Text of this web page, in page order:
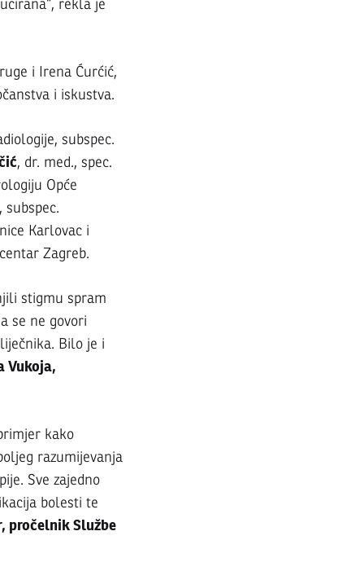
rekla je
i Irena Ćurćić,
i iskustva.
subspec.
, dr. med., spec.
Opće
subspec.
Karlovac i
Zagreb.
stigmu spram
se ne govori
Bilo je i
Vukoja,
kako
razumijevanja
Sve zajedno
bolesti te
pročelnik Službe